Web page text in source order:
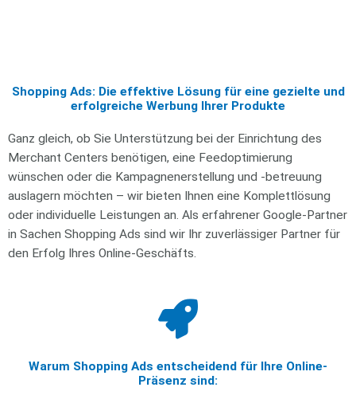
Shopping Ads: Die effektive Lösung für eine gezielte und
erfolgreiche Werbung Ihrer Produkte
Ganz gleich, ob Sie Unterstützung bei der Einrichtung des
Merchant Centers benötigen, eine Feedoptimierung
wünschen oder die Kampagnenerstellung und -betreuung
auslagern möchten – wir bieten Ihnen eine Komplettlösung
oder individuelle Leistungen an. Als erfahrener Google-Partner
in Sachen Shopping Ads sind wir Ihr zuverlässiger Partner für
den Erfolg Ihres Online-Geschäfts.
Warum Shopping Ads entscheidend für Ihre Online-
Präsenz sind: